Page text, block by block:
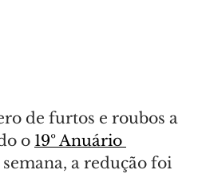
de furtos e roubos a
o 19º Anuário
a redução foi